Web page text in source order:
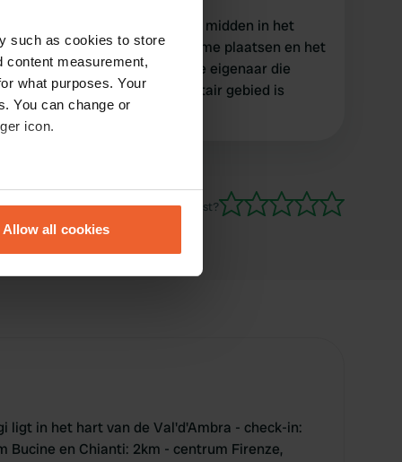
such as cookies to store
content measurement,
what purposes. Your
You can change or
icon.
meters
Allow all cookies
Magische mooie plek waar je midden in het
Toscaanse landschap zit. Ruime plaatsen en het
is erg heel rustig. Vriendelijke eigenaar die
Engels spreekt. Alles op sanitair gebied is
aanwezig en netjes.
Ben jij hier geweest?
ligt in het hart van de Val'd'Ambra - check-in:
Bucine en Chianti: 2km - centrum Firenze,